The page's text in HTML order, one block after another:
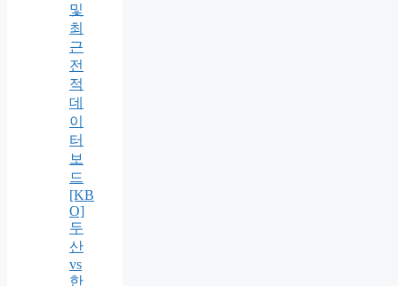
및
최
근
전
적
데
이
터
보
드
[KB
O]
두
산
vs
한